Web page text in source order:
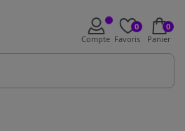
Compte
0
Favoris
0
Panier